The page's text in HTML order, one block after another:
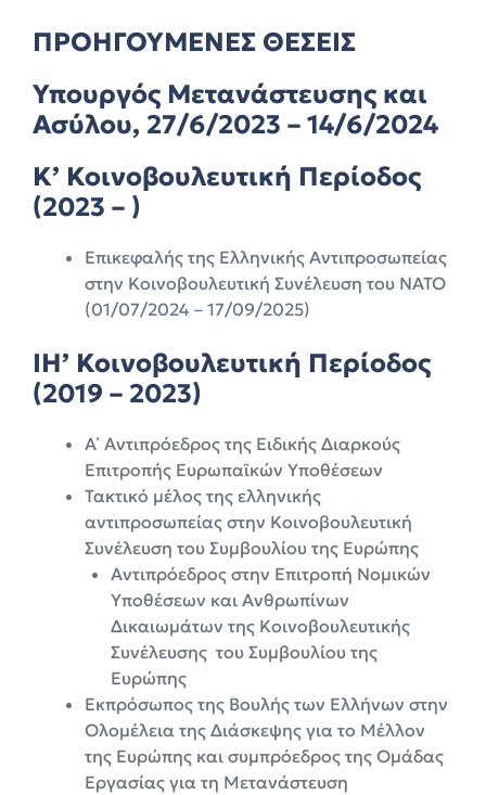
ΠΡΟΗΓΟΥΜΕΝΕΣ ΘΕΣΕΙΣ
Υπουργός Μετανάστευσης και
Ασύλου, 27/6/2023 – 14/6/2024
Κ’ Κοινοβουλευτική Περίοδος
(2023 – )
Επικεφαλής της Ελληνικής Αντιπροσωπείας
στην Κοινοβουλευτική Συνέλευση του ΝΑΤΟ
(01/07/2024 – 17/09/2025)
ΙΗ’ Κοινοβουλευτική Περίοδος
(2019 – 2023)
Α΄ Αντιπρόεδρος της Ειδικής Διαρκούς
Επιτροπής Ευρωπαϊκών Υποθέσεων
Τακτικό μέλος της ελληνικής
αντιπροσωπείας στην Κοινοβουλευτική
Συνέλευση του Συμβουλίου της Ευρώπης
Αντιπρόεδρος στην Επιτροπή Νομικών
Υποθέσεων και Ανθρωπίνων
Δικαιωμάτων της Κοινοβουλευτικής
Συνέλευσης του Συμβουλίου της
Ευρώπης
Εκπρόσωπος της Βουλής των Ελλήνων στην
Ολομέλεια της Διάσκεψης για το Μέλλον
της Ευρώπης και συμπρόεδρος της Ομάδας
Εργασίας για τη Μετανάστευση